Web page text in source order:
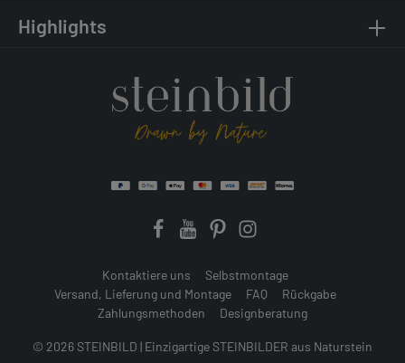
Highlights
© 2026 STEINBILD | Einzigartige STEINBILDER aus Naturstein
Kontaktiere uns
Selbstmontage
Versand, Lieferung und Montage
FAQ
Rückgabe
Zahlungsmethoden
Designberatung